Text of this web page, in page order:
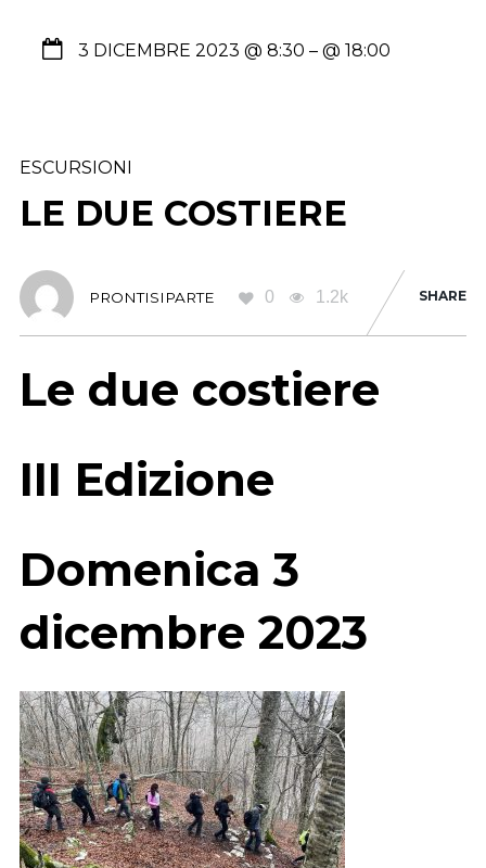
3 DICEMBRE 2023 @ 8:30 – @ 18:00
ESCURSIONI
LE DUE COSTIERE
PRONTISIPARTE 0 1.2k SHARE
Le due costiere
III Edizione
Domenica 3
dicembre 2023